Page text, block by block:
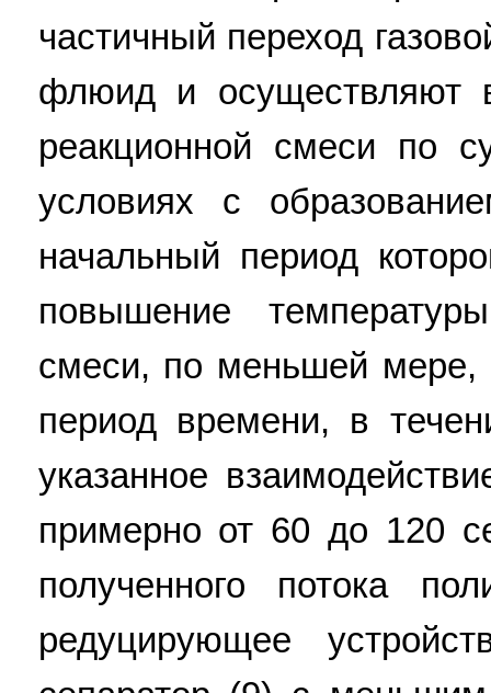
частичный переход
флюид и осуществляют
реакционной смеси по
условиях с
начальный период
повышение
смеси, по меньшей мере,
период времени, в
указанное
примерно от 60 до 120
полученного потока
редуцирующее